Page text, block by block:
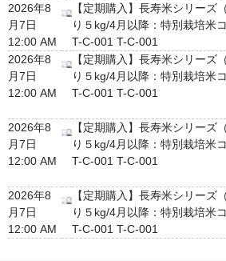
2026年8
月7日
12:00 AM
【定期購入】長寿米シリーズ
り５kg/4月以降：特別栽培米
T-C-001 T-C-001
2026年8
月7日
12:00 AM
【定期購入】長寿米シリーズ
り５kg/4月以降：特別栽培米
T-C-001 T-C-001
2026年8
月7日
12:00 AM
【定期購入】長寿米シリーズ
り５kg/4月以降：特別栽培米
T-C-001 T-C-001
2026年8
月7日
12:00 AM
【定期購入】長寿米シリーズ
り５kg/4月以降：特別栽培米
T-C-001 T-C-001